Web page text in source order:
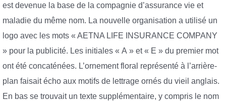
est devenue la base de la compagnie d’assurance vie et
maladie du même nom. La nouvelle organisation a utilisé un
logo avec les mots « AETNA LIFE INSURANCE COMPANY
» pour la publicité. Les initiales « A » et « E » du premier mot
ont été concaténées. L’ornement floral représenté à l’arrière-
plan faisait écho aux motifs de lettrage ornés du vieil anglais.
En bas se trouvait un texte supplémentaire, y compris le nom